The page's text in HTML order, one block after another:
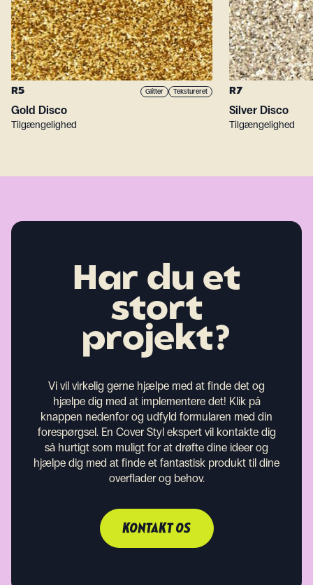
R5 Glitter Tekstureret
Gold Disco
Tilgængelighed
R7
Silver Disco
Tilgængelighed
Har du et
stort
projekt?
Vi vil virkelig gerne hjælpe med at finde det og
hjælpe dig med at implementere det! Klik på
knappen nedenfor og udfyld formularen med din
forespørgsel. En Cover Styl ekspert vil kontakte dig
så hurtigt som muligt for at drøfte dine ideer og
hjælpe dig med at finde et fantastisk produkt til dine
overflader og behov.
KONTAKT OS